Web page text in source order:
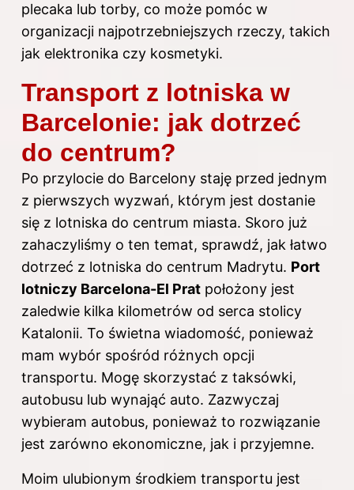
plecaka lub torby, co może pomóc w
organizacji najpotrzebniejszych rzeczy, takich
jak elektronika czy kosmetyki.
Transport z lotniska w
Barcelonie: jak dotrzeć
do centrum?
Po przylocie do Barcelony staję przed jednym
z pierwszych wyzwań, którym jest dostanie
się z lotniska do centrum miasta. Skoro już
zahaczyliśmy o ten temat, sprawdź, jak łatwo
dotrzeć z lotniska do centrum Madrytu. Port
lotniczy Barcelona-El Prat położony jest
zaledwie kilka kilometrów od serca stolicy
Katalonii. To świetna wiadomość, ponieważ
mam wybór spośród różnych opcji
transportu. Mogę skorzystać z taksówki,
autobusu lub wynająć auto. Zazwyczaj
wybieram autobus, ponieważ to rozwiązanie
jest zarówno ekonomiczne, jak i przyjemne.
Moim ulubionym środkiem transportu jest